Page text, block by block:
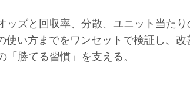
ズと回収率、分散、ユニット当たり
い方までをワンセットで検証し、
勝てる習慣」を支える。